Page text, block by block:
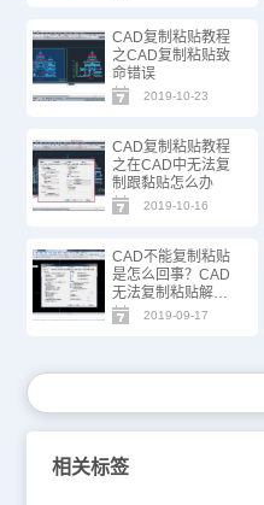
CAD复制粘贴教程
之CAD复制粘贴致
命错误
2019-10-23
CAD复制粘贴教程
之在CAD中无法复
制跟黏贴怎么办
2019-10-16
CAD不能复制粘贴
是怎么回事？CAD
无法复制粘贴解决
办法
2019-09-17
相关标签